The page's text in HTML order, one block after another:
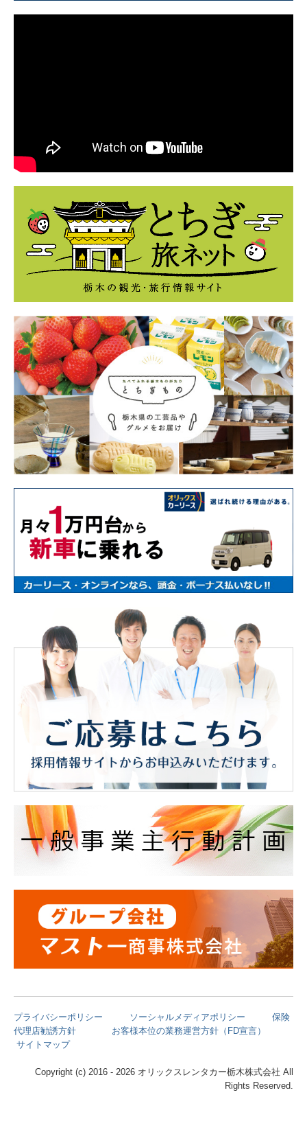
プライバシーポリシー ソーシャルメディアポリシー
保険
代理店勧誘方針
お客様本位の業務運営方針（FD宣言）
サイトマップ
Copyright (c) 2016 - 2026 オリックスレンタカー栃木株式会社 All
Rights Reserved.